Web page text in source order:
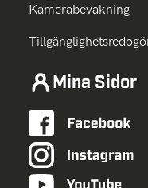
Kamerabevakning
Mina Sidor